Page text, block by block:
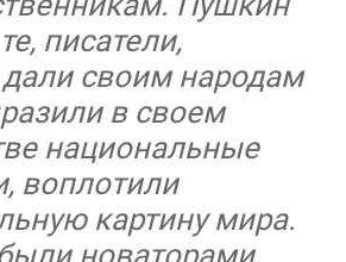
писатели,
своим народам
в своем
национальные
воплотили
картину мира.